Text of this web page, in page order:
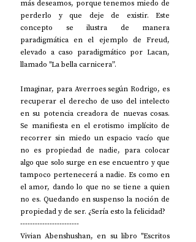
más deseamos, porque tenemos miedo de
perderlo y que deje de existir. Este
concepto se ilustra de manera
paradigmática en el ejemplo de Freud,
elevado a caso paradigmático por Lacan,
llamado "La bella carnicera”.
Imaginar, para Averroes según Rodrigo, es
recuperar el derecho de uso del intelecto
en su potencia creadora de nuevas cosas.
Se manifiesta en el erotismo implícito de
recorrer sin miedo un espacio vacío que
no es propiedad de nadie, para colocar
algo que solo surge en ese encuentro y que
tampoco pertenecerá a nadie. Es como en
el amor, dando lo que no se tiene a quien
no es. Quedando en suspenso la noción de
propiedad y de ser. ¿Sería esto la felicidad?
------------------------
Vivian Abenshushan, en su libro "Escritos